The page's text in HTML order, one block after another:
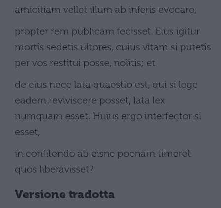
amicitiam vellet illum ab inferis evocare,
propter rem publicam fecisset. Eius igitur
mortis sedetis ultores, cuius vitam si putetis
per vos restitui posse, nolitis; et
de eius nece lata quaestio est, qui si lege
eadem reviviscere posset, lata lex
numquam esset. Huius ergo interfector si
esset,
in confitendo ab eisne poenam timeret
quos liberavisset?
Versione tradotta